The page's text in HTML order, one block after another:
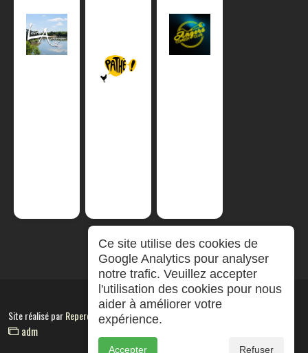
Site réalisé parRepereCom
adm
Ce site utilise des cookies de
Google Analytics pour analyser
notre trafic. Veuillez accepter
l'utilisation des cookies pour nous
aider à améliorer votre
expérience.
Accepter Refuser